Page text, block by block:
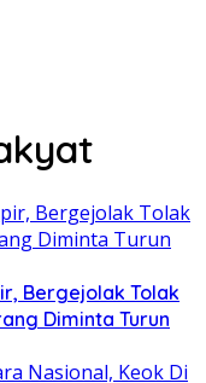
Bergejolak Tolak
Diminta Turun